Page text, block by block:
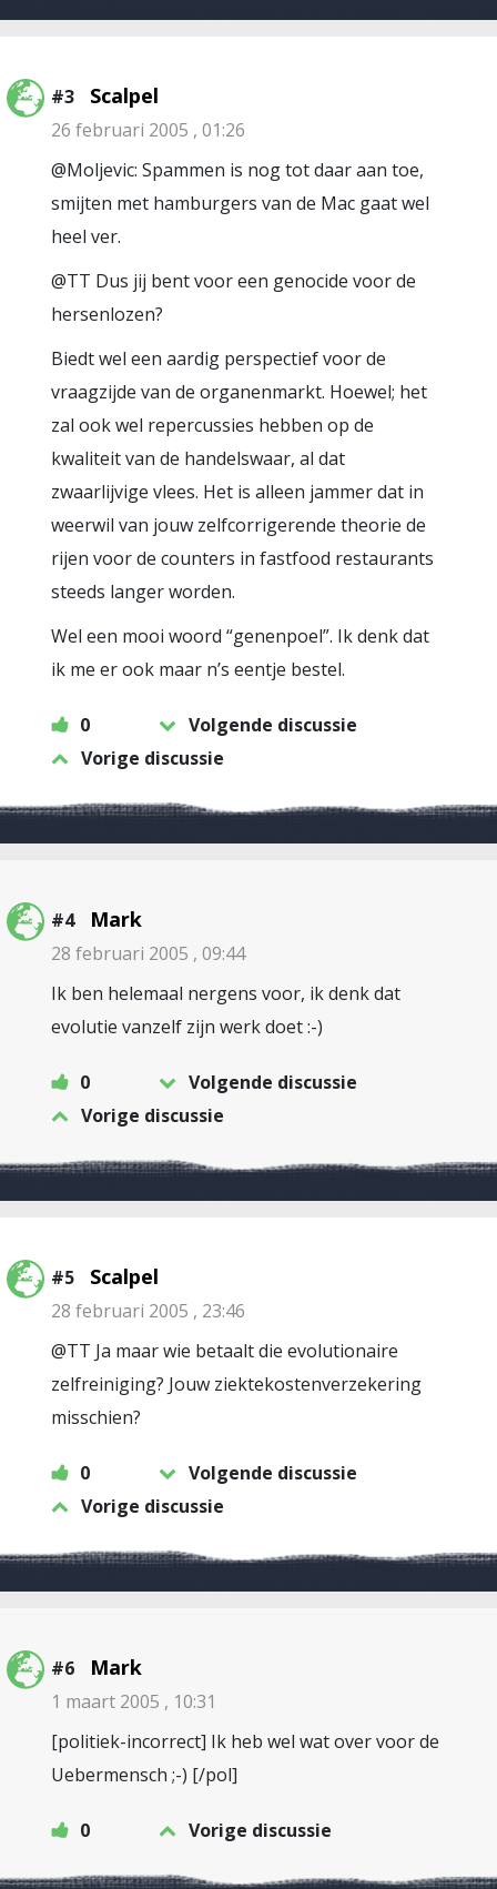
#3 Scalpel
26 februari 2005 , 01:26
@Moljevic: Spammen is nog tot daar aan toe,
smijten met hamburgers van de Mac gaat wel
heel ver.
@TT Dus jij bent voor een genocide voor de
hersenlozen?
Biedt wel een aardig perspectief voor de
vraagzijde van de organenmarkt. Hoewel; het
zal ook wel repercussies hebben op de
kwaliteit van de handelswaar, al dat
zwaarlijvige vlees. Het is alleen jammer dat in
weerwil van jouw zelfcorrigerende theorie de
rijen voor de counters in fastfood restaurants
steeds langer worden.
Wel een mooi woord “genenpoel”. Ik denk dat
ik me er ook maar n’s eentje bestel.
0
Volgende discussie
Vorige discussie
#4 Mark
28 februari 2005 , 09:44
Ik ben helemaal nergens voor, ik denk dat
evolutie vanzelf zijn werk doet :-)
0
Volgende discussie
Vorige discussie
#5 Scalpel
28 februari 2005 , 23:46
@TT Ja maar wie betaalt die evolutionaire
zelfreiniging? Jouw ziektekostenverzekering
misschien?
0
Volgende discussie
Vorige discussie
#6 Mark
1 maart 2005 , 10:31
[politiek-incorrect] Ik heb wel wat over voor de
Uebermensch ;-) [/pol]
0 Vorige discussie